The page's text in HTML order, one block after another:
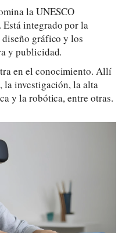
la UNESCO
integrado por la
gráfico y los
y publicidad.
en el conocimiento. Allí
la investigación, la alta
y la robótica, entre otras.